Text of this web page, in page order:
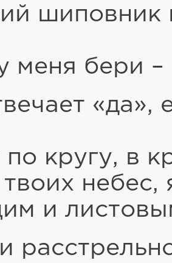
шиповник
меня бери
по кругу, в
и